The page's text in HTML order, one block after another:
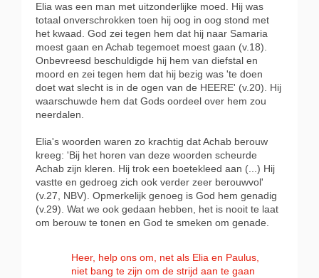
Elia was een man met uitzonderlijke moed. Hij was
totaal onverschrokken toen hij oog in oog stond met
het kwaad. God zei tegen hem dat hij naar Samaria
moest gaan en Achab tegemoet moest gaan (v.18).
Onbevreesd beschuldigde hij hem van diefstal en
moord en zei tegen hem dat hij bezig was 'te doen
doet wat slecht is in de ogen van de HEERE' (v.20). Hij
waarschuwde hem dat Gods oordeel over hem zou
neerdalen.
Elia's woorden waren zo krachtig dat Achab berouw
kreeg: 'Bij het horen van deze woorden scheurde
Achab zijn kleren. Hij trok een boetekleed aan (...) Hij
vastte en gedroeg zich ook verder zeer berouwvol'
(v.27, NBV). Opmerkelijk genoeg is God hem genadig
(v.29). Wat we ook gedaan hebben, het is nooit te laat
om berouw te tonen en God te smeken om genade.
Heer, help ons om, net als Elia en Paulus,
niet bang te zijn om de strijd aan te gaan